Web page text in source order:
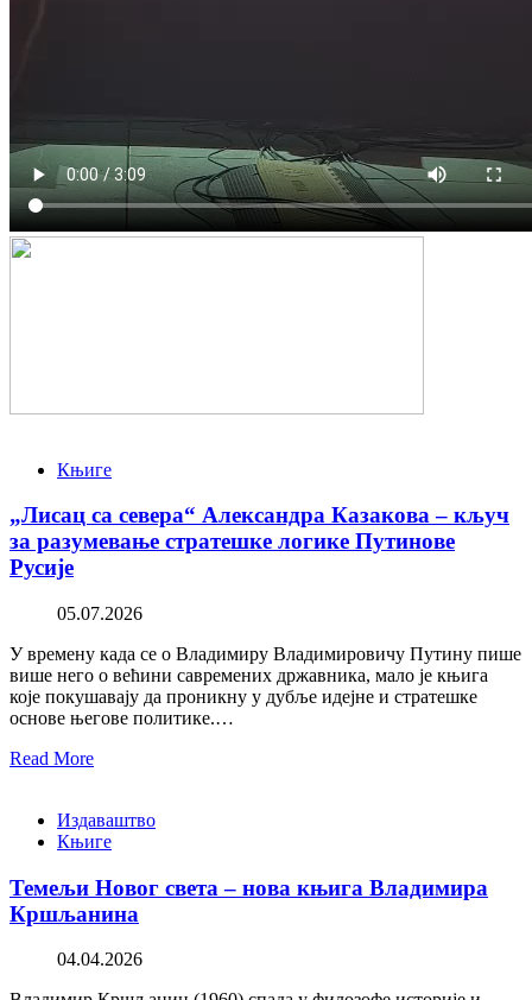
Књиге
„Лисац са севера“ Александра Казакова – кључ
за разумевање стратешке логике Путинове
Русије
05.07.2026
У времену када се о Владимиру Владимировичу Путину пише
више него о већини савремених државника, мало је књига
које покушавају да проникну у дубље идејне и стратешке
основе његове политике.…
Read More
Издаваштво
Књиге
Темељи Новог света – нова књига Владимира
Кршљанина
04.04.2026